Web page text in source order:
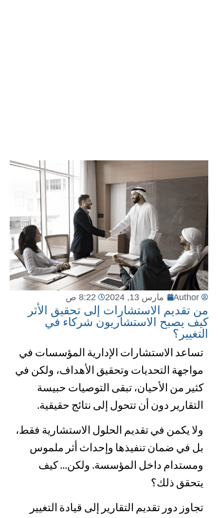
Author مارس 13, 2024 8:22 ص
من تقديم الاستشارات إلى تحقيق الأثر
كيف يصبح الاستشاريون شركاء في
التغيير؟
تساعد الاستشارات الإدارية المؤسسات في
مواجهة التحديات وتحقيق الأهداف، ولكن في
كثير من الأحيان، تبقى التوصيات حبيسة
التقارير دون أن تتحول إلى نتائج حقيقية.
ولا يكمن في تقديم الحلول الاستشارية فقط،
بل في ضمان تنفيذها وإحداث أثر ملموس
ومستدام داخل المؤسسة. ولكن... كيف
يتحقق ذلك؟
تجاوز دور تقديم التقارير إلى قيادة التغيير